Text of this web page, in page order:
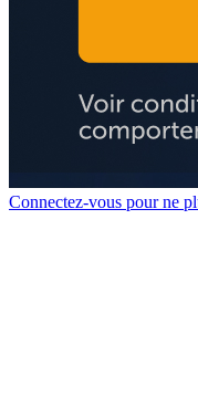
Connectez-vous pour ne